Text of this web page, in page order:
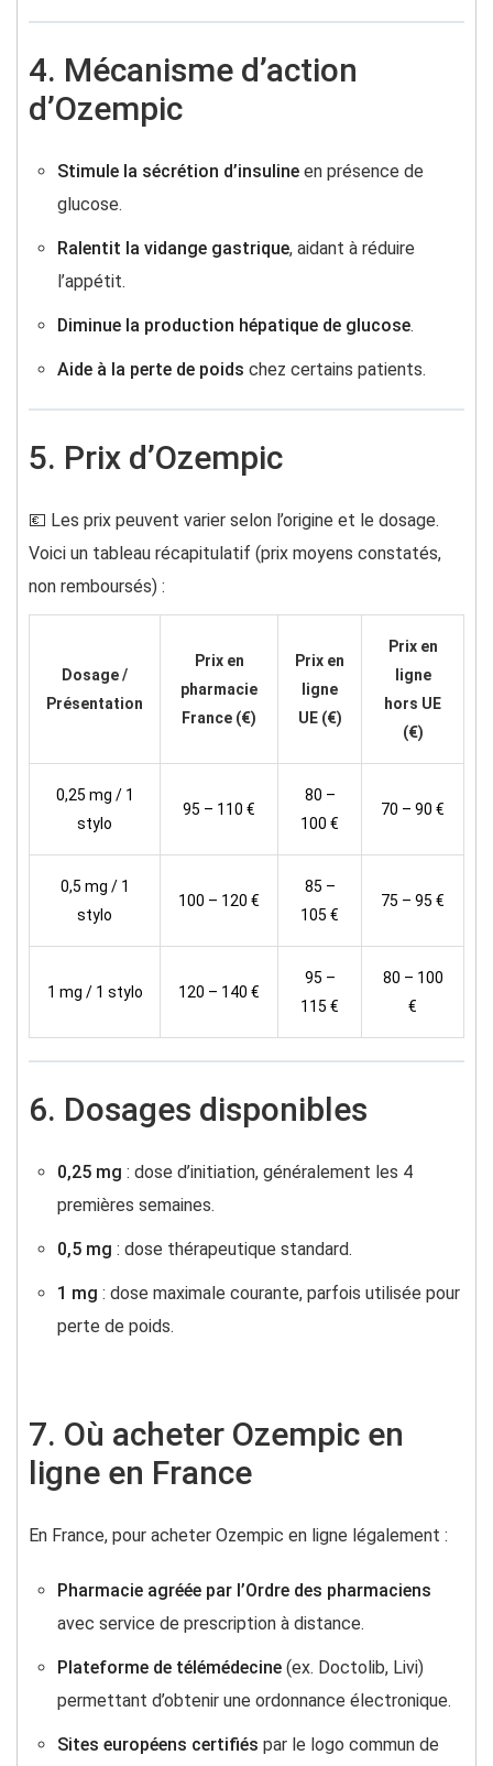
4. Mécanisme d’action
d’Ozempic
Stimule la sécrétion d’insulineen présence de
glucose.
Ralentit la vidange gastrique, aidant à réduire
l’appétit.
Diminue la production hépatique de glucose.
Aide à la perte de poids chez certains patients.
5. Prix d’Ozempic
💶 Les prix peuvent varier selon l’origine et le dosage.
Voici un tableau récapitulatif (prix moyens constatés,
non remboursés) :
Dosage /
Présentation
Prix en
pharmacie
France (€)
Prix en
ligne
UE (€)
Prix en
ligne
hors UE
(€)
0,25 mg / 1
stylo
95 – 110 €
80 –
100 €
70 – 90 €
0,5 mg / 1
stylo
100 – 120 €
85 –
105 €
75 – 95 €
1 mg / 1 stylo 120 – 140 €
95 –
115 €
80 – 100
€
6. Dosages disponibles
0,25 mg : dose d’initiation, généralement les 4
premières semaines.
0,5 mg : dose thérapeutique standard.
1 mg : dose maximale courante, parfois utilisée pour
perte de poids.
7. Où acheter Ozempic en
ligne en France
En France, pour acheter Ozempic en ligne légalement :
Pharmacie agréée par l’Ordre des pharmaciens
avec service de prescription à distance.
Plateforme de télémédecine(ex. Doctolib, Livi)
permettant d’obtenir une ordonnance électronique.
Sites européens certifiés par le logo commun de